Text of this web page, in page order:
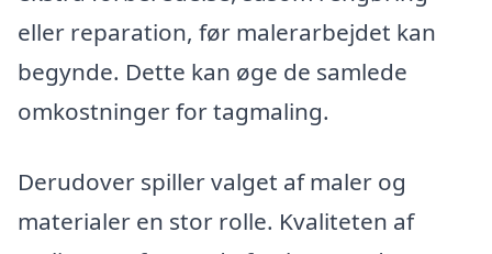
eller reparation, før malerarbejdet kan
begynde. Dette kan øge de samlede
omkostninger for tagmaling.
Derudover spiller valget af maler og
materialer en stor rolle. Kvaliteten af